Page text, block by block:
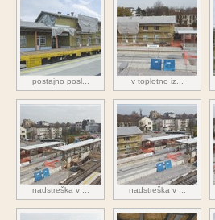
postajno posl... v toplotno iz...
nadstreška v ... nadstreška v ...